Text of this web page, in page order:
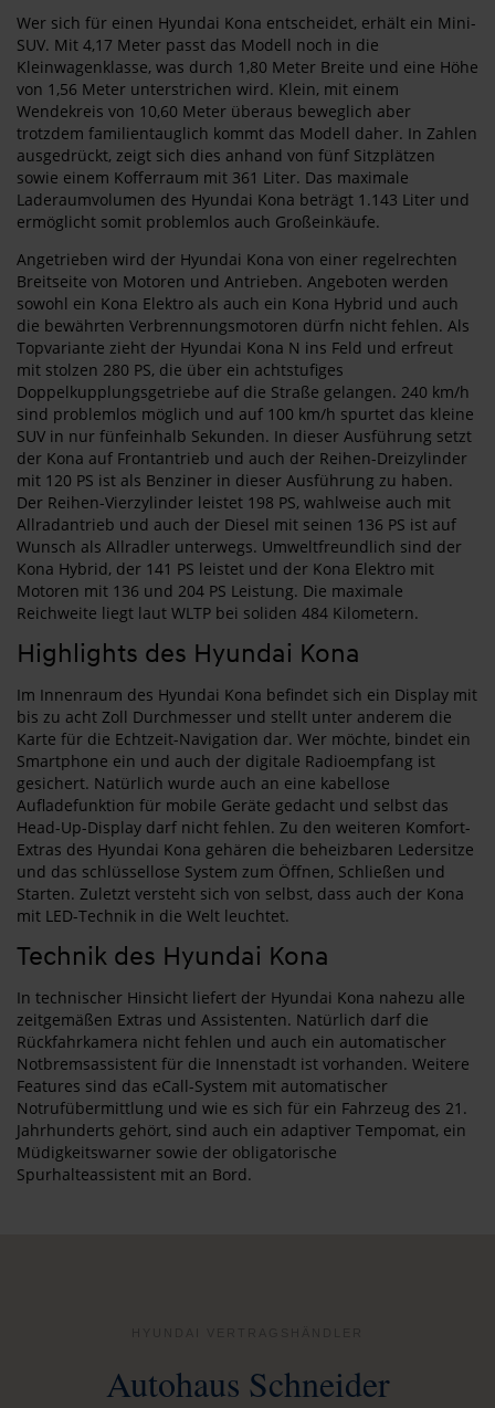
Wer sich für einen Hyundai Kona entscheidet, erhält ein Mini-
SUV. Mit 4,17 Meter passt das Modell noch in die
Kleinwagenklasse, was durch 1,80 Meter Breite und eine Höhe
von 1,56 Meter unterstrichen wird. Klein, mit einem
Wendekreis von 10,60 Meter überaus beweglich aber
trotzdem familientauglich kommt das Modell daher. In Zahlen
ausgedrückt, zeigt sich dies anhand von fünf Sitzplätzen
sowie einem Kofferraum mit 361 Liter. Das maximale
Laderaumvolumen des Hyundai Kona beträgt 1.143 Liter und
ermöglicht somit problemlos auch Großeinkäufe.
Angetrieben wird der Hyundai Kona von einer regelrechten
Breitseite von Motoren und Antrieben. Angeboten werden
sowohl ein Kona Elektro als auch ein Kona Hybrid und auch
die bewährten Verbrennungsmotoren dürfn nicht fehlen. Als
Topvariante zieht der Hyundai Kona N ins Feld und erfreut
mit stolzen 280 PS, die über ein achtstufiges
Doppelkupplungsgetriebe auf die Straße gelangen. 240 km/h
sind problemlos möglich und auf 100 km/h spurtet das kleine
SUV in nur fünfeinhalb Sekunden. In dieser Ausführung setzt
der Kona auf Frontantrieb und auch der Reihen-Dreizylinder
mit 120 PS ist als Benziner in dieser Ausführung zu haben.
Der Reihen-Vierzylinder leistet 198 PS, wahlweise auch mit
Allradantrieb und auch der Diesel mit seinen 136 PS ist auf
Wunsch als Allradler unterwegs. Umweltfreundlich sind der
Kona Hybrid, der 141 PS leistet und der Kona Elektro mit
Motoren mit 136 und 204 PS Leistung. Die maximale
Reichweite liegt laut WLTP bei soliden 484 Kilometern.
Highlights des Hyundai Kona
Im Innenraum des Hyundai Kona befindet sich ein Display mit
bis zu acht Zoll Durchmesser und stellt unter anderem die
Karte für die Echtzeit-Navigation dar. Wer möchte, bindet ein
Smartphone ein und auch der digitale Radioempfang ist
gesichert. Natürlich wurde auch an eine kabellose
Aufladefunktion für mobile Geräte gedacht und selbst das
Head-Up-Display darf nicht fehlen. Zu den weiteren Komfort-
Extras des Hyundai Kona gehären die beheizbaren Ledersitze
und das schlüssellose System zum Öffnen, Schließen und
Starten. Zuletzt versteht sich von selbst, dass auch der Kona
mit LED-Technik in die Welt leuchtet.
Technik des Hyundai Kona
In technischer Hinsicht liefert der Hyundai Kona nahezu alle
zeitgemäßen Extras und Assistenten. Natürlich darf die
Rückfahrkamera nicht fehlen und auch ein automatischer
Notbremsassistent für die Innenstadt ist vorhanden. Weitere
Features sind das eCall-System mit automatischer
Notrufübermittlung und wie es sich für ein Fahrzeug des 21.
Jahrhunderts gehört, sind auch ein adaptiver Tempomat, ein
Müdigkeitswarner sowie der obligatorische
Spurhalteassistent mit an Bord.
Autohaus Schneider